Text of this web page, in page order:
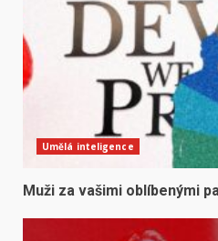
Umělá inteligence
Muži za vašimi oblíbenými